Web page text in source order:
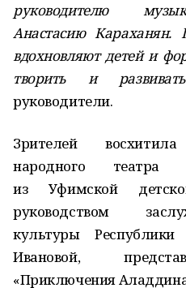
руководителю
Анастасию Караханян.
вдохновляют детей и
творить и
руководители.
Зрителей
народного театра
из Уфимской
руководством
культуры
Ивановой,
«Приключения